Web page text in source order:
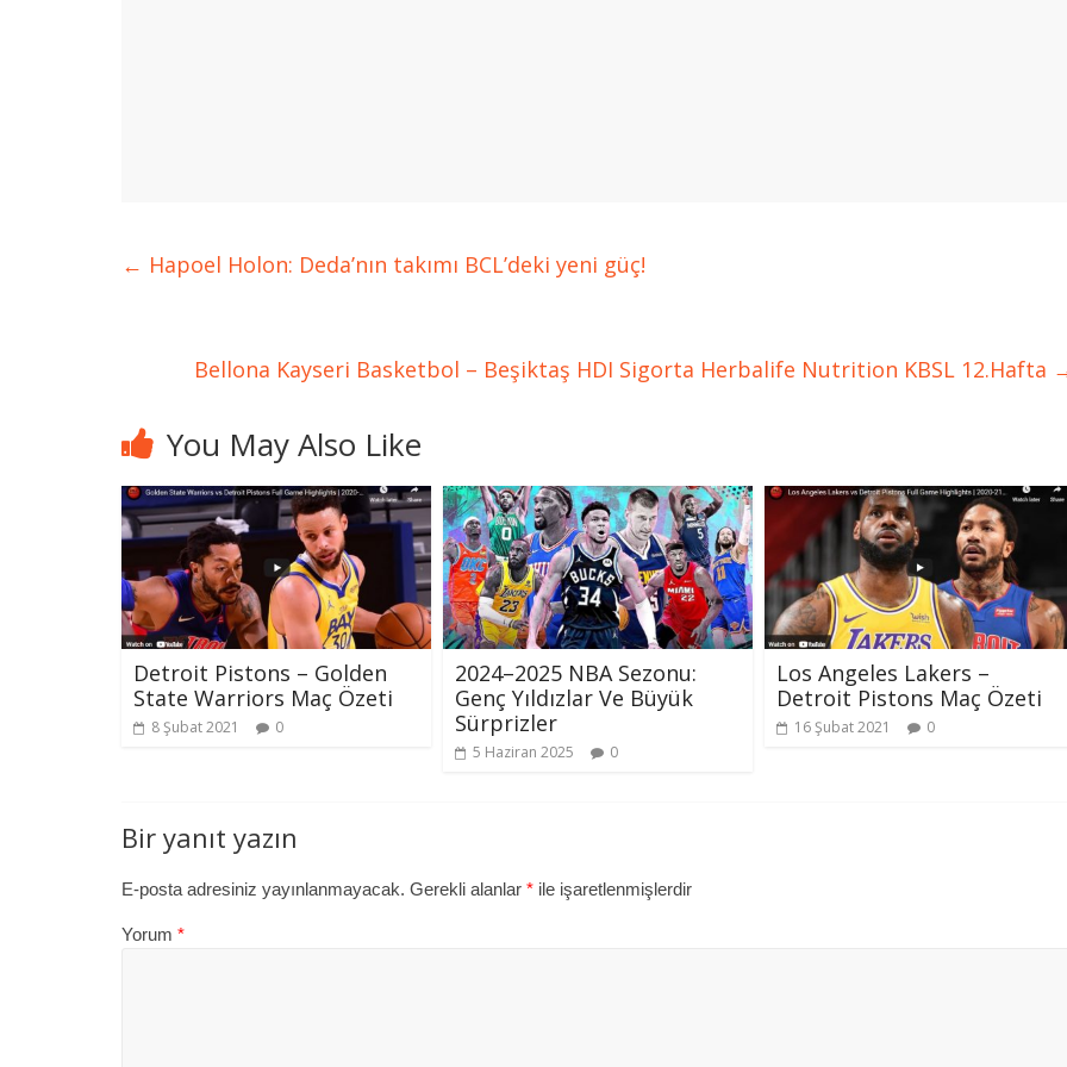
← Hapoel Holon: Deda’nın takımı BCL’deki yeni güç!
Bellona Kayseri Basketbol – Beşiktaş HDI Sigorta Herbalife Nutrition KBSL 12.Hafta
You May Also Like
Detroit Pistons – Golden
State Warriors Maç Özeti
8 Şubat 2021 0
2024–2025 NBA Sezonu:
Genç Yıldızlar Ve Büyük
Sürprizler
5 Haziran 2025 0
Los Angeles Lakers –
Detroit Pistons Maç Özeti
16 Şubat 2021 0
Bir yanıt yazın
E-posta adresiniz yayınlanmayacak. Gerekli alanlar * ile işaretlenmişlerdir
Yorum *